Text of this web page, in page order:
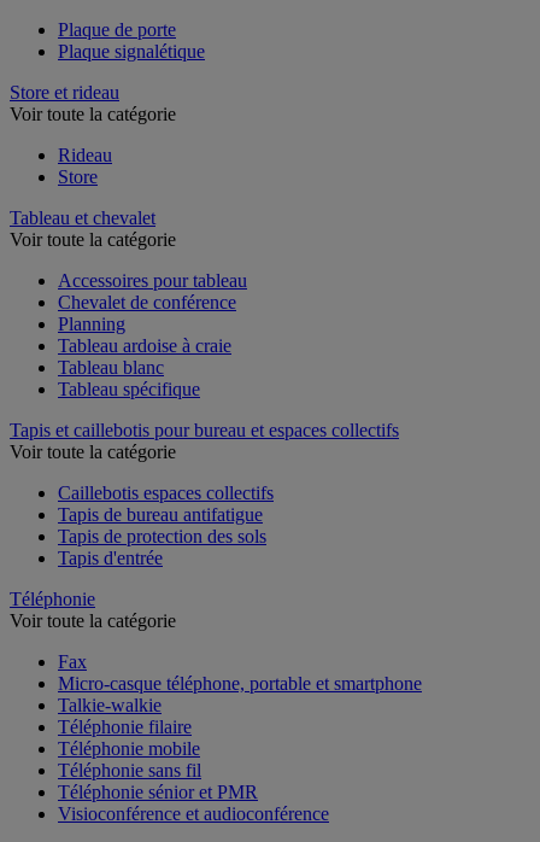
Plaque de porte
Plaque signalétique
Store et rideau
Voir toute la catégorie
Rideau
Store
Tableau et chevalet
Voir toute la catégorie
Accessoires pour tableau
Chevalet de conférence
Planning
Tableau ardoise à craie
Tableau blanc
Tableau spécifique
Tapis et caillebotis pour bureau et espaces collectifs
Voir toute la catégorie
Caillebotis espaces collectifs
Tapis de bureau antifatigue
Tapis de protection des sols
Tapis d'entrée
Téléphonie
Voir toute la catégorie
Fax
Micro-casque téléphone, portable et smartphone
Talkie-walkie
Téléphonie filaire
Téléphonie mobile
Téléphonie sans fil
Téléphonie sénior et PMR
Visioconférence et audioconférence